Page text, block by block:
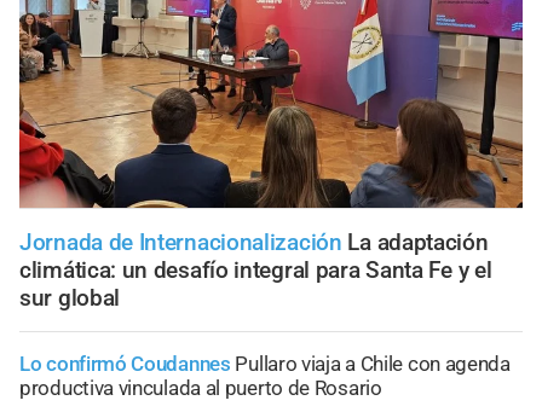
Jornada de Internacionalización La adaptación
climática: un desafío integral para Santa Fe y el
sur global
Lo confirmó Coudannes Pullaro viaja a Chile con agenda
productiva vinculada al puerto de Rosario